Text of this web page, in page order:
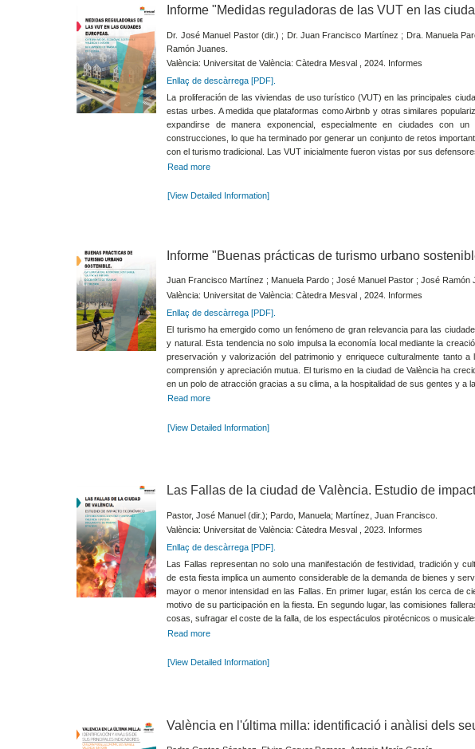
Informe "Medidas reguladoras de las VUT en las
Dr. José Manuel Pastor (dir.) ; Dr. Juan Francisco Martínez ; Dra. Manuela
Ramón Juanes.
València: Universitat de València: Càtedra Mesval , 2024. Informes
Enllaç de descàrrega [PDF].
La proliferación de las viviendas de uso turístico (VUT) en las principales
estas urbes. A medida que plataformas como Airbnb y otras similares
expandirse de manera exponencial, especialmente en ciudades con
construcciones, lo que ha terminado por generar un conjunto de retos
con el turismo tradicional. Las VUT inicialmente fueron vistas por sus
Read more
[View Detailed Information]
Informe "Buenas prácticas de turismo urbano
Juan Francisco Martínez ; Manuela Pardo ; José Manuel Pastor ; José Ramón
València: Universitat de València: Càtedra Mesval , 2024. Informes
Enllaç de descàrrega [PDF].
El turismo ha emergido como un fenómeno de gran relevancia para las
y natural. Esta tendencia no solo impulsa la economía local mediante la
preservación y valorización del patrimonio y enriquece culturalmente tanto
comprensión y apreciación mutua. El turismo en la ciudad de València ha
en un polo de atracción gracias a su clima, a la hospitalidad de sus gentes y a
Read more
[View Detailed Information]
Las Fallas de la ciudad de València. Estudio de
Pastor, José Manuel (dir.); Pardo, Manuela; Martínez, Juan Francisco.
València: Universitat de València: Càtedra Mesval , 2023. Informes
Enllaç de descàrrega [PDF].
Las Fallas representan no solo una manifestación de festividad, tradición y
de esta fiesta implica un aumento considerable de la demanda de bienes y
mayor o menor intensidad en las Fallas. En primer lugar, están los cerca de
motivo de su participación en la fiesta. En segundo lugar, las comisiones
cosas, sufragar el coste de la falla, de los espectáculos pirotécnicos o
Read more
[View Detailed Information]
València en l'última milla: identificació i anàlisi dels